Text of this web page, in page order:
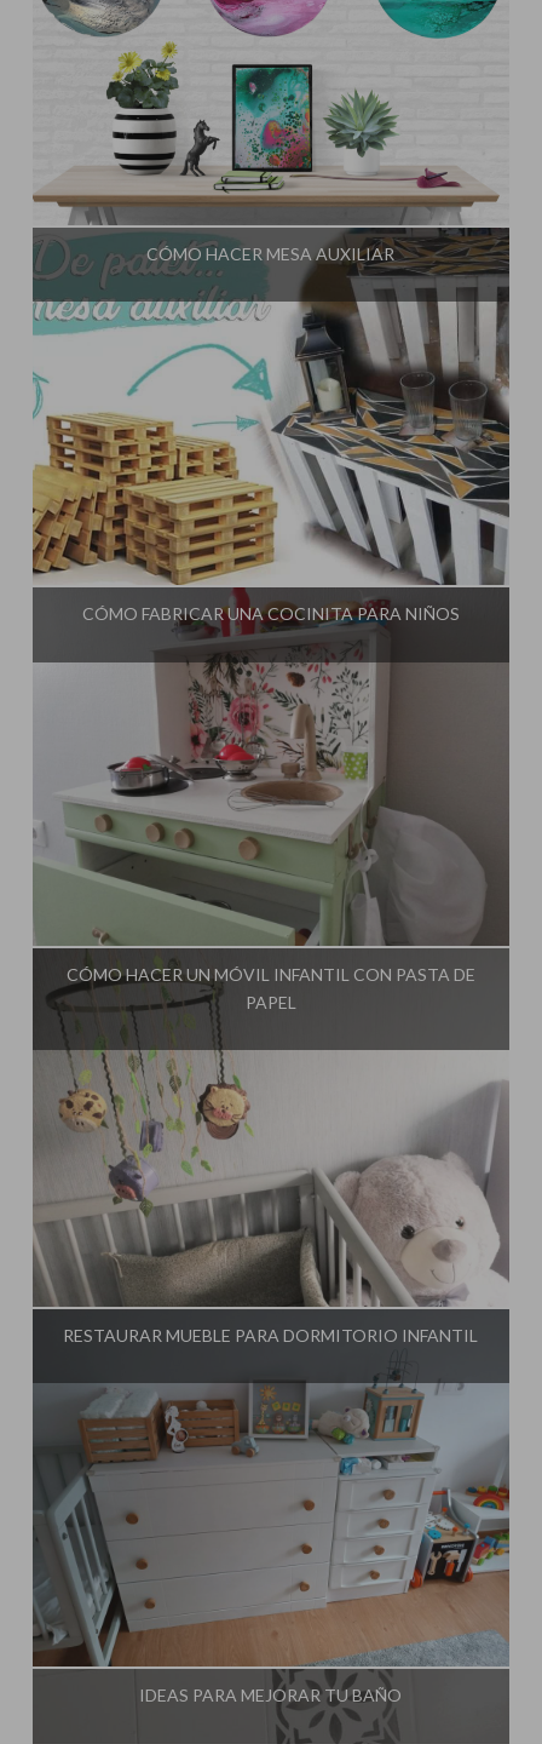
Influencer:El Taller de Ire
CÓMO HACER MESA AUXILIAR
Influencer:El Taller de Ire
CÓMO FABRICAR UNA COCINITA PARA NIÑOS
Influencer:El Taller de Ire
CÓMO HACER UN MÓVIL INFANTIL CON PASTA DE
PAPEL
Influencer: El Taller de Ire
RESTAURAR MUEBLE PARA DORMITORIO INFANTIL
IDEAS PARA MEJORAR TU BAÑO